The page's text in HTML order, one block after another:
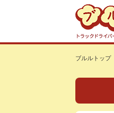
ブルルトップ